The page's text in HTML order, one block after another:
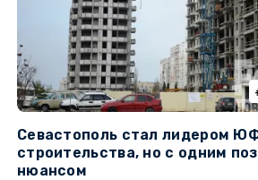
Севастополь стал лидером
строительства, но с одним
нюансом